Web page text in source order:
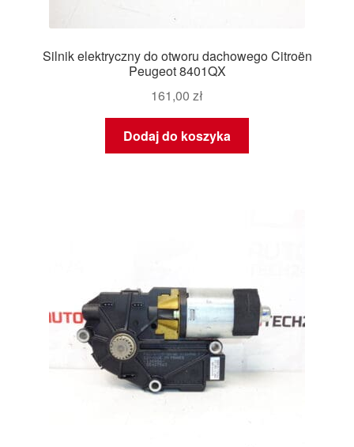
Silnik elektryczny do otworu dachowego Citroën
Peugeot 8401QX
161,00 zł
Dodaj do koszyka